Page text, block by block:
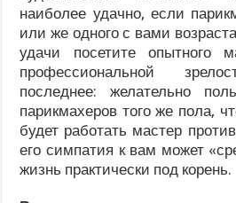
наиболее удачно, если
или же одного с вами
удачи посетите опытного
профессиональной
последнее: желательно
парикмахеров того же пола,
будет работать мастер
его симпатия к вам может
жизнь практически под корень.